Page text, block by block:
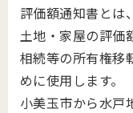
評価額通知書とは
土地・家屋の評価
相続等の所有権移
めに使用します。
小美玉市から水戸